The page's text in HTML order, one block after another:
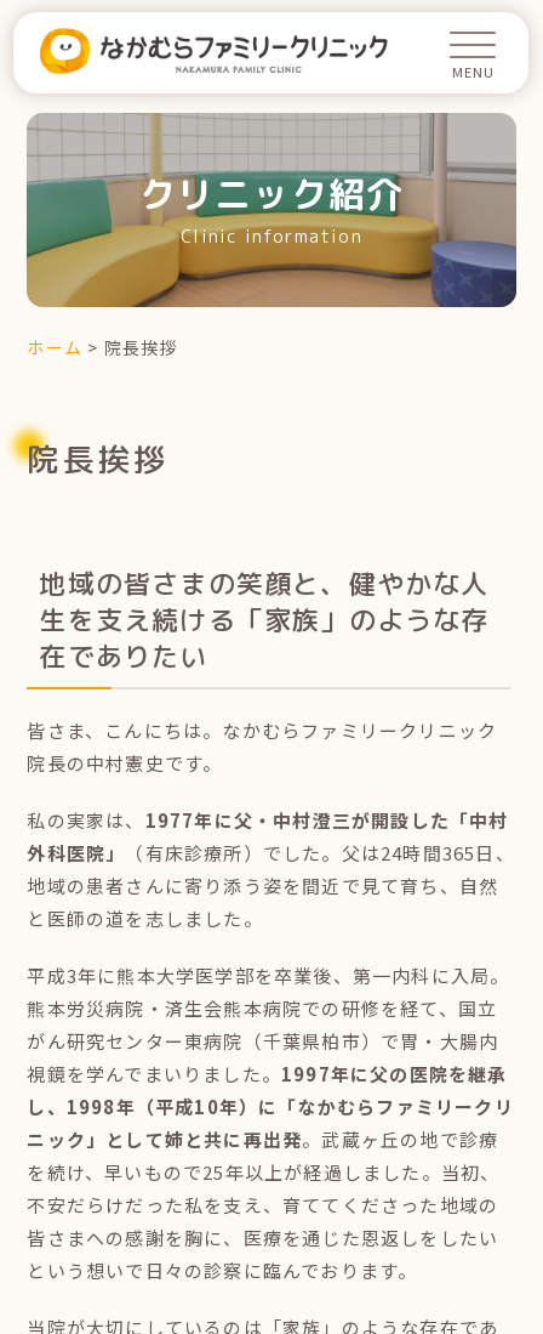
クリニック紹介
Clinic information
ホーム > 院長挨拶
院長挨拶
地域の皆さまの笑顔と、健やかな人
生を支え続ける「家族」のような存
在でありたい
皆さま、こんにちは。なかむらファミリークリニック
院長の中村憲史です。
私の実家は、 1977年に父・中村澄三が開設した「中村
外科医院」
（有床診療所）でした。父は24時間365日、
地域の患者さんに寄り添う姿を間近で見て育ち、自然
と医師の道を志しました。
平成3年に熊本大学医学部を卒業後、第一内科に入局。
熊本労災病院・済生会熊本病院での研修を経て、国立
がん研究センター東病院（千葉県柏市）で胃・大腸内
視鏡を学んでまいりました。 1997年に父の医院を継承
し、1998年（平成10年）に「なかむらファミリークリ
ニック」として姉と共に再出発。武蔵ヶ丘の地で診療
を続け、早いもので25年以上が経過しました。当初、
不安だらけだった私を支え、育ててくださった地域の
皆さまへの感謝を胸に、医療を通じた恩返しをしたい
という想いで日々の診察に臨んでおります。
当院が大切にしているのは「家族」のような存在であ